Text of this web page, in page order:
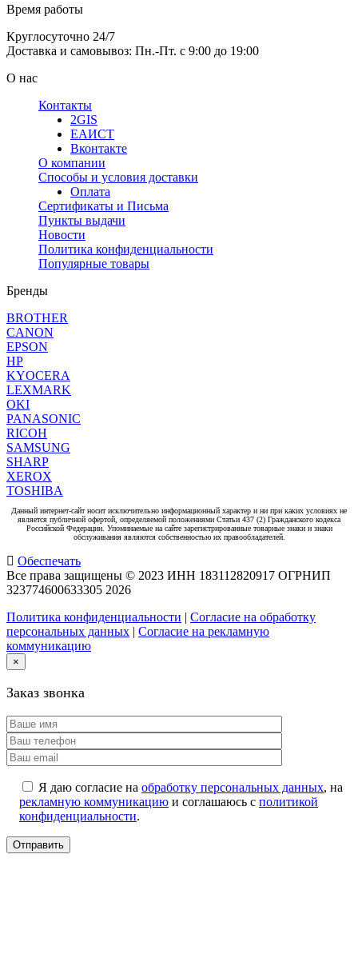
Время работы
Круглосуточно 24/7
Доставка и самовывоз: Пн.-Пт. с 9:00 до 19:00
О нас
Контакты
2GIS
ЕАИСТ
Вконтакте
О компании
Способы и условия доставки
Оплата
Сертификаты и Письма
Пункты выдачи
Новости
Политика конфиденциальности
Популярные товары
Бренды
BROTHER
CANON
EPSON
HP
KYOCERA
LEXMARK
OKI
PANASONIC
RICOH
SAMSUNG
SHARP
XEROX
TOSHIBA
Данный интернет-сайт носит исключительно информационный характер и ни при каких условиях не
является публичной офертой, определяемой положениями Статьи 437 (2) Гражданского кодекса
Российской Федерации. Упоминаемые на сайте зарегистрированные товарные знаки и знаки
обслуживания являются собственностью их правообладателей.
Обеспечать
Все права защищены © 2023 ИНН 183112820917 ОГРНИП
323774600633305 2026
Политика конфиденциальности | Согласие на обработку
персональных данных | Согласие на рекламную
коммуникацию
×
Заказ звонка
Я даю согласие на обработку персональных данных, на
рекламную коммуникацию и соглашаюсь с политикой
конфиденциальности.